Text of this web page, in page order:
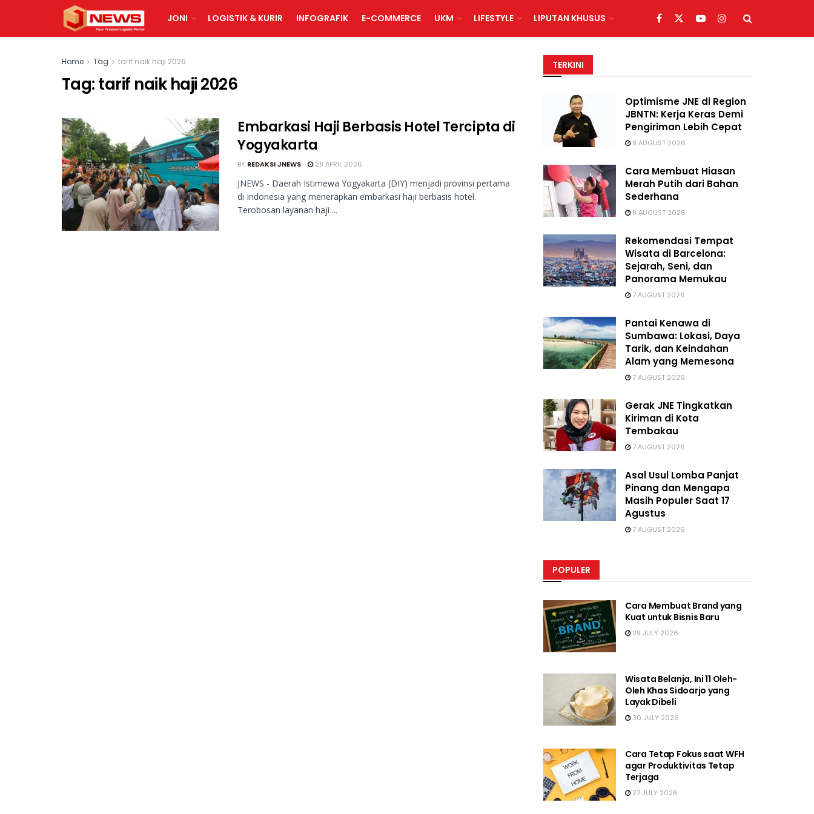
JONI LOGISTIK & KURIR INFOGRAFIK E-COMMERCE UKM LIFESTYLE LIPUTAN KHUSUS
Home Tag tarif naik haji 2026
Tag:tarif naik haji 2026
Embarkasi Haji Berbasis Hotel Tercipta di
Yogyakarta
BY REDAKSI JNEWS 28 APRIL 2026
JNEWS - Daerah Istimewa Yogyakarta (DIY) menjadi provinsi pertama
di Indonesia yang menerapkan embarkasi haji berbasis hotel.
Terobosan layanan haji ...
TERKINI
Optimisme JNE di Region
JBNTN: Kerja Keras Demi
Pengiriman Lebih Cepat
8 AUGUST 2026
Cara Membuat Hiasan
Merah Putih dari Bahan
Sederhana
8 AUGUST 2026
Rekomendasi Tempat
Wisata di Barcelona:
Sejarah, Seni, dan
Panorama Memukau
7 AUGUST 2026
Pantai Kenawa di
Sumbawa: Lokasi, Daya
Tarik, dan Keindahan
Alam yang Memesona
7 AUGUST 2026
Gerak JNE Tingkatkan
Kiriman di Kota
Tembakau
7 AUGUST 2026
Asal Usul Lomba Panjat
Pinang dan Mengapa
Masih Populer Saat 17
Agustus
7 AUGUST 2026
POPULER
Cara Membuat Brand yang
Kuat untuk Bisnis Baru
29 JULY 2026
Wisata Belanja, Ini 11 Oleh-
Oleh Khas Sidoarjo yang
Layak Dibeli
30 JULY 2026
Cara Tetap Fokus saat WFH
agar Produktivitas Tetap
Terjaga
27 JULY 2026